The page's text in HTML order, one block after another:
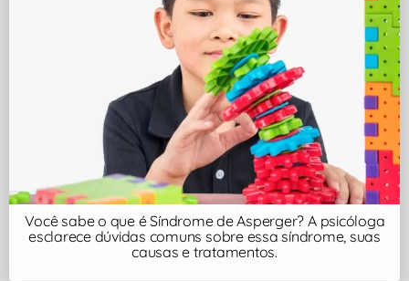
Você sabe o que é Síndrome de Asperger? A psicóloga
esclarece dúvidas comuns sobre essa síndrome, suas
causas e tratamentos.